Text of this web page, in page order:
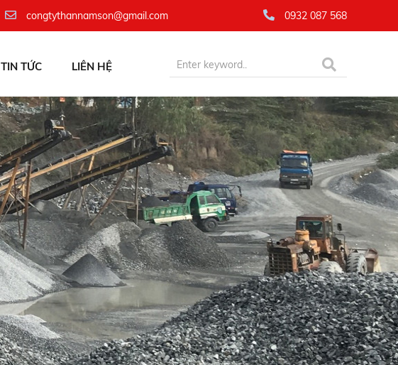
congtythannamson@gmail.com 0932 087 568
TIN TỨC LIÊN HỆ